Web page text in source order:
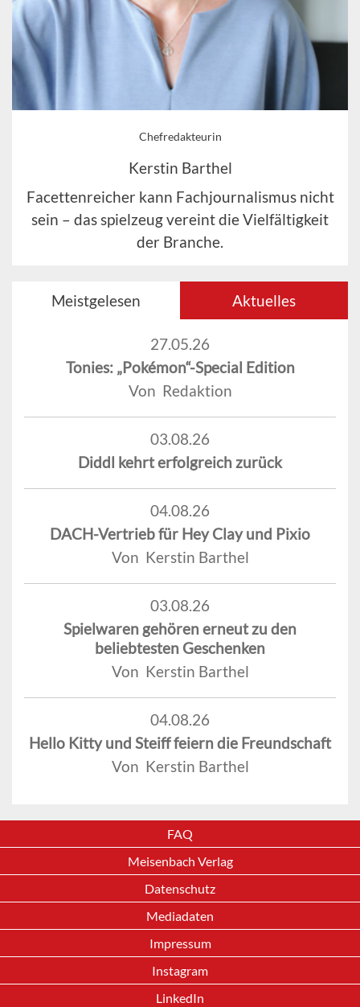
Chefredakteurin
Kerstin Barthel
Facettenreicher kann Fachjournalismus nicht
sein – das spielzeug vereint die Vielfältigkeit
der Branche.
Meistgelesen Aktuelles
27.05.26
Tonies: „Pokémon“-Special Edition
Von Redaktion
03.08.26
Diddl kehrt erfolgreich zurück
04.08.26
DACH-Vertrieb für Hey Clay und Pixio
Von Kerstin Barthel
03.08.26
Spielwaren gehören erneut zu den
beliebtesten Geschenken
Von Kerstin Barthel
04.08.26
Hello Kitty und Steiff feiern die Freundschaft
Von Kerstin Barthel
FAQ
Meisenbach Verlag
Datenschutz
Mediadaten
Impressum
Instagram
LinkedIn